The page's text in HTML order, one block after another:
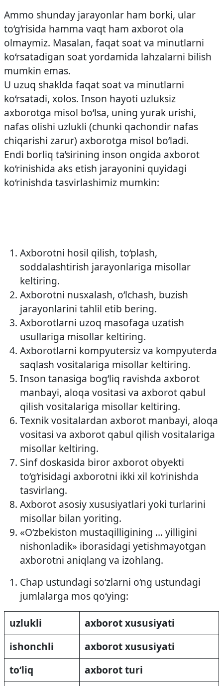
Ammo shunday jarayonlar ham borki, ular
to‘g‘risida hamma vaqt ham axborot ola
olmaymiz. Masalan, faqat soat va minutlarni
ko‘rsatadigan soat yordamida lahzalarni bilish
mumkin emas.
U uzuq shaklda faqat soat va minutlarni
ko‘rsatadi, xolos. Inson hayoti uzluksiz
axborotga misol bo‘lsa, uning yurak urishi,
nafas olishi uzlukli (chunki qachondir nafas
chiqarishi zarur) axborotga misol bo‘ladi.
Endi borliq ta’sirining inson ongida axborot
ko‘rinishida aks etish jarayonini quyidagi
ko‘rinishda tasvirlashimiz mumkin:
Axborotni hosil qilish, to‘plash,
soddalashtirish jarayonlariga misollar
keltiring.
Axborotni nusxalash, o‘lchash, buzish
jarayonlarini tahlil etib bering.
Axborotlarni uzoq masofaga uzatish
usullariga misollar keltiring.
Axborotlarni kompyutersiz va kompyuterda
saqlash vositalariga misollar keltiring.
Inson tanasiga bog‘liq ravishda axborot
manbayi, aloqa vositasi va axborot qabul
qilish vositalariga misollar keltiring.
Texnik vositalardan axborot manbayi, aloqa
vositasi va axborot qabul qilish vositalariga
misollar keltiring.
Sinf doskasida biror axborot obyekti
to‘g‘risidagi axborotni ikki xil ko‘rinishda
tasvirlang.
Axborot asosiy xususiyatlari yoki turlarini
misollar bilan yoriting.
«O‘zbekiston mustaqilligining … yilligini
nishonladik» iborasidagi yetishmayotgan
axborotni aniqlang va izohlang.
Chap ustundagi so‘zlarni o‘ng ustundagi
jumlalarga mos qo‘ying:
uzlukli
axborot xususiyati
ishonchli
axborot xususiyati
to‘liq
axborot turi